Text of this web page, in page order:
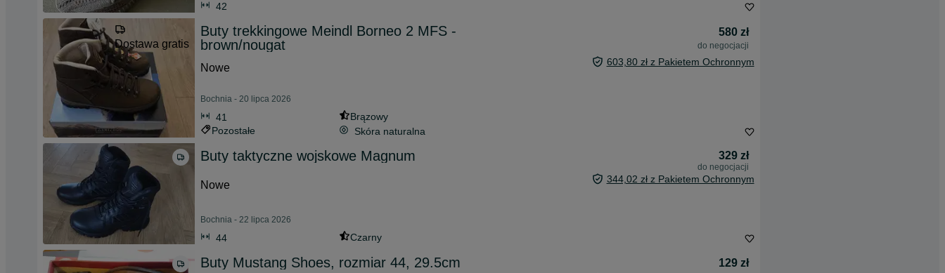
42
Dostawa gratis
Buty trekkingowe Meindl Borneo 2 MFS -
brown/nougat
580 zł
do negocjacji
Nowe 603,80 zł z Pakietem Ochronnym
Bochnia - 20 lipca 2026
41
Brązowy
Pozostałe
Skóra naturalna
Buty taktyczne wojskowe Magnum 329 zł
do negocjacji
Nowe 344,02 zł z Pakietem Ochronnym
Bochnia - 22 lipca 2026
44 Czarny
Buty Mustang Shoes, rozmiar 44, 29.5cm
129 zł